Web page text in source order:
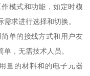
模式和功能，如定时模
求进行选择和切换。
单的接线方式和用户友
，无需技术人员。
量的材料和的电子元器